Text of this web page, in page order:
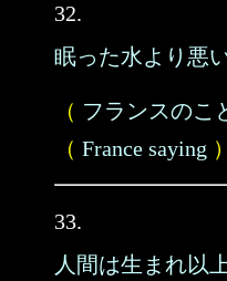
32.
眠った水より悪
（ フランスのこ
（ France saying ）
33.
人間は生まれ以